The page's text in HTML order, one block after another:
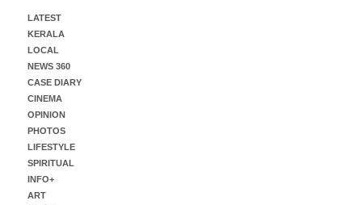
LATEST
KERALA
LOCAL
NEWS 360
CASE DIARY
CINEMA
OPINION
PHOTOS
LIFESTYLE
SPIRITUAL
INFO+
ART